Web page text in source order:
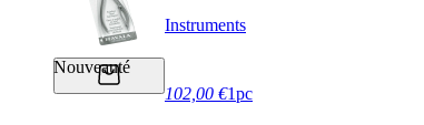
Nouveauté
Instruments
102,00 €1pc